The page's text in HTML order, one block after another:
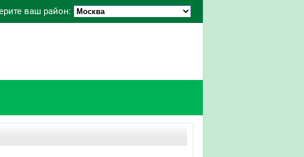
ваш район: